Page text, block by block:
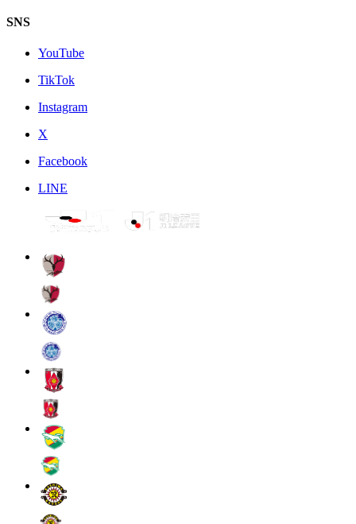
SNS
YouTube
TikTok
Instagram
X
Facebook
LINE